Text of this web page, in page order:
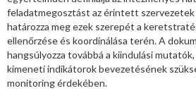
feladatmegosztást az érintett
határozza meg ezek szerepét a
ellenőrzése és koordinálása terén. A
hangsúlyozza továbbá a kiindulási
kimeneti indikátorok bevezetésének
monitoring érdekében.